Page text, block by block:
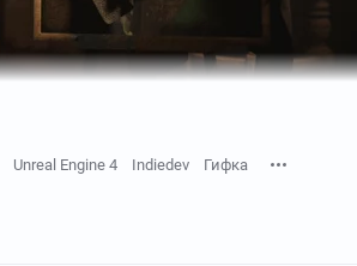
Unreal Engine 4 Indiedev Гифка